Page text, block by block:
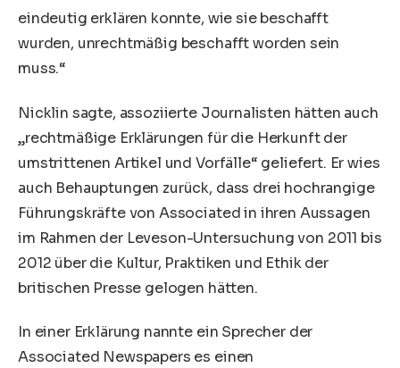
eindeutig erklären konnte, wie sie beschafft
wurden, unrechtmäßig beschafft worden sein
muss.“
Nicklin sagte, assoziierte Journalisten hätten auch
„rechtmäßige Erklärungen für die Herkunft der
umstrittenen Artikel und Vorfälle“ geliefert. Er wies
auch Behauptungen zurück, dass drei hochrangige
Führungskräfte von Associated in ihren Aussagen
im Rahmen der Leveson-Untersuchung von 2011 bis
2012 über die Kultur, Praktiken und Ethik der
britischen Presse gelogen hätten.
In einer Erklärung nannte ein Sprecher der
Associated Newspapers es einen